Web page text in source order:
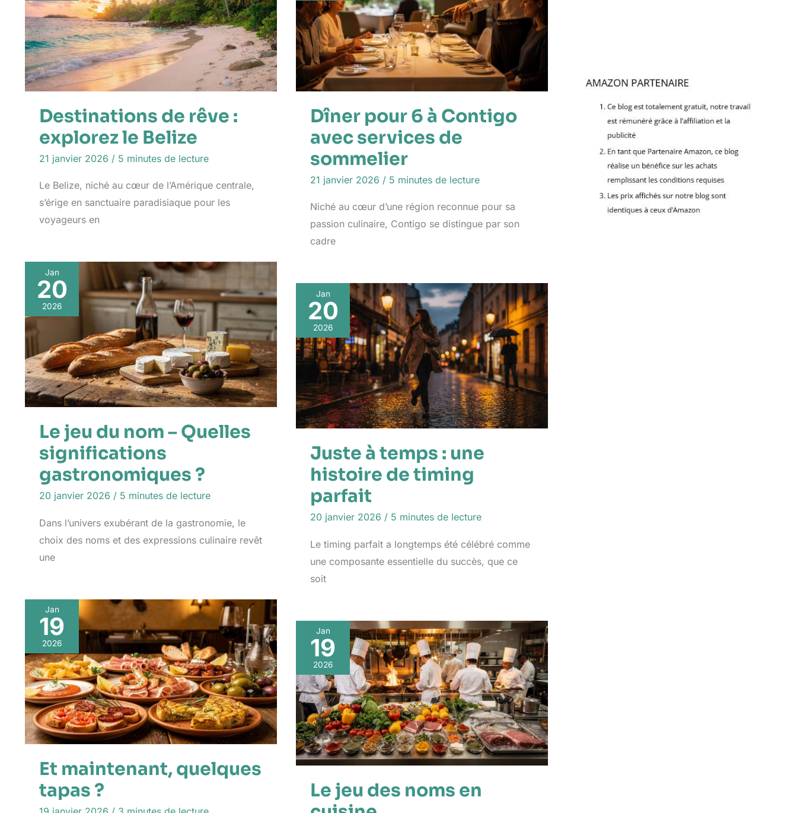
Destinations de rêve :
explorez le Belize
21 janvier 2026 / 5 minutes de lecture
Le Belize, niché au cœur de l’Amérique centrale,
s’érige en sanctuaire paradisiaque pour les
voyageurs en
Dîner pour 6 à Contigo
avec services de
sommelier
21 janvier 2026 / 5 minutes de lecture
Niché au cœur d’une région reconnue pour sa
passion culinaire, Contigo se distingue par son
cadre
Jan
20
2026
Le jeu du nom – Quelles
significations
gastronomiques ?
20 janvier 2026 / 5 minutes de lecture
Dans l’univers exubérant de la gastronomie, le
choix des noms et des expressions culinaire revêt
une
Jan
20
2026
Juste à temps : une
histoire de timing
parfait
20 janvier 2026 / 5 minutes de lecture
Le timing parfait a longtemps été célébré comme
une composante essentielle du succès, que ce
soit
Jan
19
2026
Et maintenant, quelques
tapas ?
Jan
19
2026
Le jeu des noms en